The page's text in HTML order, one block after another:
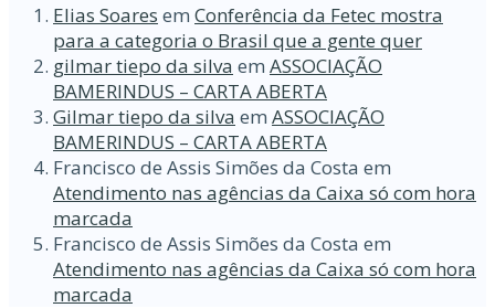
Elias Soares em Conferência da Fetec mostra
para a categoria o Brasil que a gente quer
gilmar tiepo da silva em ASSOCIAÇÃO
BAMERINDUS – CARTA ABERTA
Gilmar tiepo da silva em ASSOCIAÇÃO
BAMERINDUS – CARTA ABERTA
Francisco de Assis Simões da Costa em
Atendimento nas agências da Caixa só com hora
marcada
Francisco de Assis Simões da Costa em
Atendimento nas agências da Caixa só com hora
marcada